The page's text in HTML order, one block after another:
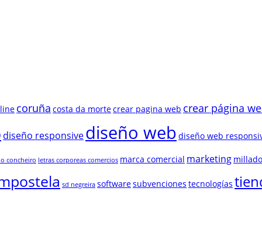
coruña costa da mortecrear pagina web crear página
diseño responsivediseño web diseño web
concheiro letras corporeas comercios marca comercial marketing
sd negreira softwaresubvenciones tecnologías